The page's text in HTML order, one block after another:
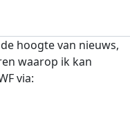
hoogte van nieuws,
waarop ik kan
via: